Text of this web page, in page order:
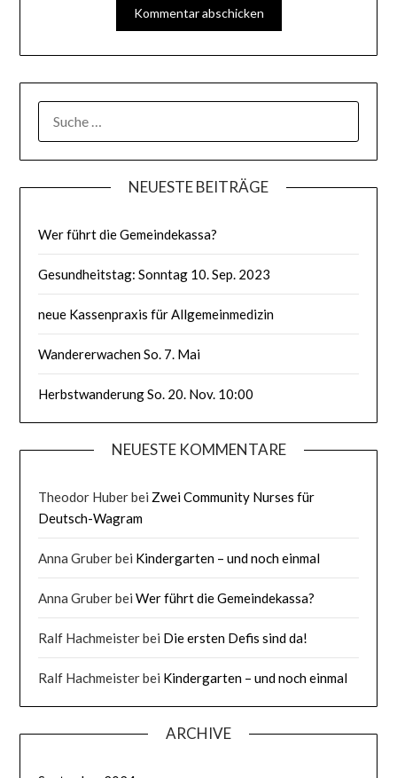
NACH:
NEUESTE BEITRÄGE
Wer führt die Gemeindekassa?
Gesundheitstag: Sonntag 10. Sep. 2023
neue Kassenpraxis für Allgemeinmedizin
Wandererwachen So. 7. Mai
Herbstwanderung So. 20. Nov. 10:00
NEUESTE KOMMENTARE
Theodor Huberbei Zwei Community Nurses für
Deutsch-Wagram
Anna Gruberbei Kindergarten – und noch einmal
Anna GruberbeiWer führt die Gemeindekassa?
Ralf Hachmeisterbei Die ersten Defis sind da!
Ralf Hachmeisterbei Kindergarten – und noch einmal
ARCHIVE